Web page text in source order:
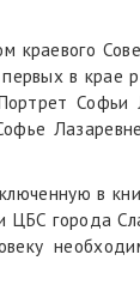
краевого
в крае
Софьи
в
ЦБС города